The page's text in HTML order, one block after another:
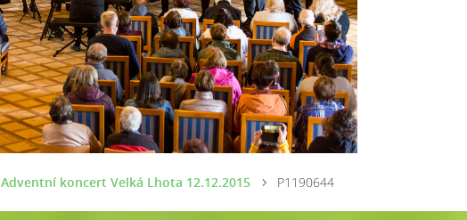
Adventní koncert Velká Lhota 12.12.2015 P1190644